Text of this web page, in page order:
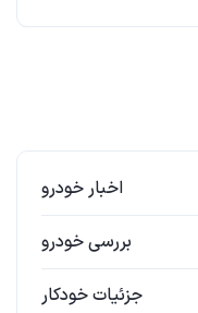
اخبار خودرو
بررسی خودرو
جزئیات خودکار